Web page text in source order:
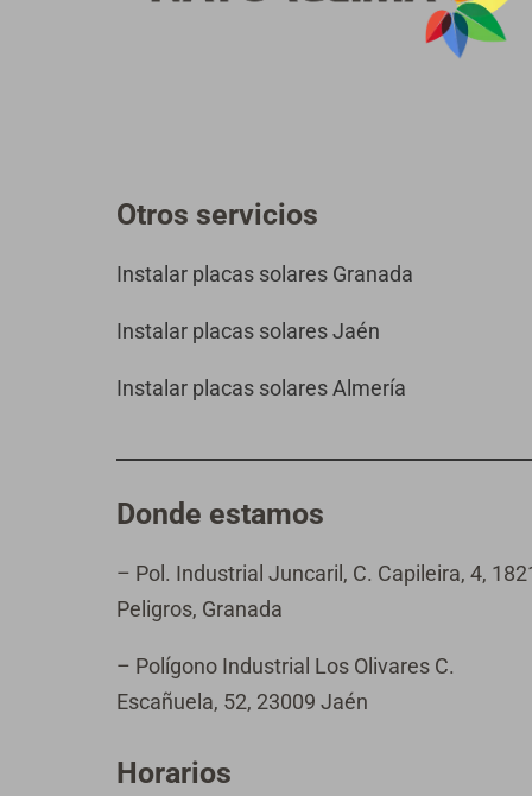
Otros servicios
Instalar placas solares Granada
Instalar placas solares Jaén
Instalar placas solares Almería
Donde estamos
– Pol. Industrial Juncaril, C. Capileira, 4,
Peligros, Granada
– Polígono Industrial Los Olivares C.
Escañuela, 52, 23009 Jaén
Horarios